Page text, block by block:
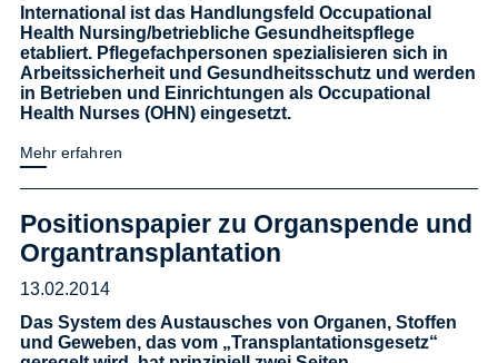
International ist das Handlungsfeld Occupational
Health Nursing/betriebliche Gesundheitspflege
etabliert. Pflegefachpersonen spezialisieren sich in
Arbeitssicherheit und Gesundheitsschutz und werden
in Betrieben und Einrichtungen als Occupational
Health Nurses (OHN) eingesetzt.
Mehr erfahren
Positionspapier zu Organspende und
Organtransplantation
13.02.2014
Das System des Austausches von Organen, Stoffen
und Geweben, das vom „Transplantationsgesetz“